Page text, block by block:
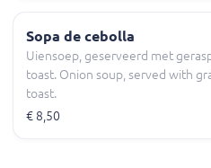
Sopa de cebolla
Uiensoep, geserveerd met
toast. Onion soup, served with
toast.
€ 8,50